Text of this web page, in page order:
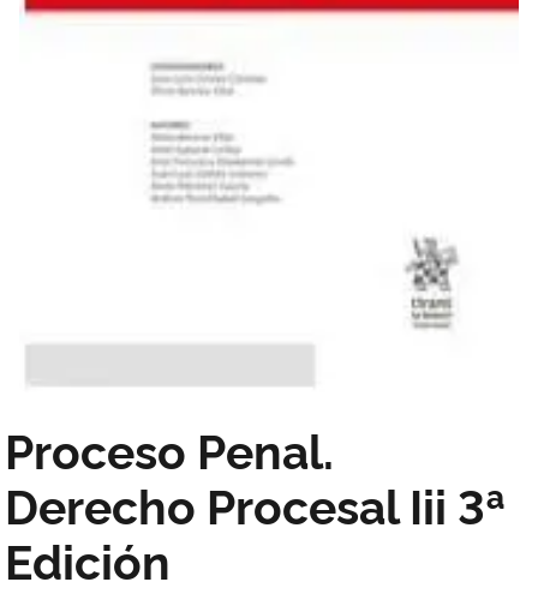
Proceso Penal.
Derecho Procesal Iii 3ª
Edición